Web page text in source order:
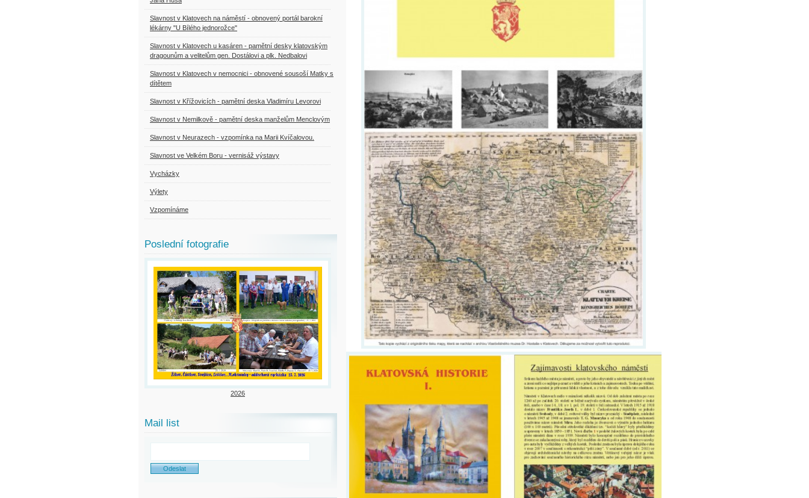
Slavnost v Klatovech na náměstí - obnovený portál barokní
lékárny "U Bílého jednorožce"
Slavnost v Klatovech u kasáren - pamětní desky klatovským
dragounům a velitelům gen. Dostálovi a plk. Nedbalovi
Slavnost v Klatovech v nemocnici - obnovené sousoší Matky s
dítětem
Slavnost v Křížovicích - pamětní deska Vladimíru Levorovi
Slavnost v Nemilkově - pamětní deska manželům Menclovým
Slavnost v Neurazech - vzpomínka na Marii Kvíčalovou.
Slavnost ve Velkém Boru - vernisáž výstavy
Vycházky
Výlety
Vzpomínáme
Poslední fotografie
2026
Mail list